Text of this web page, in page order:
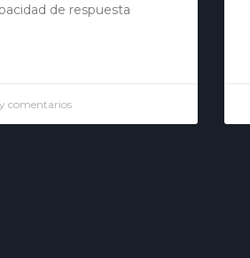
de respuesta
comentarios